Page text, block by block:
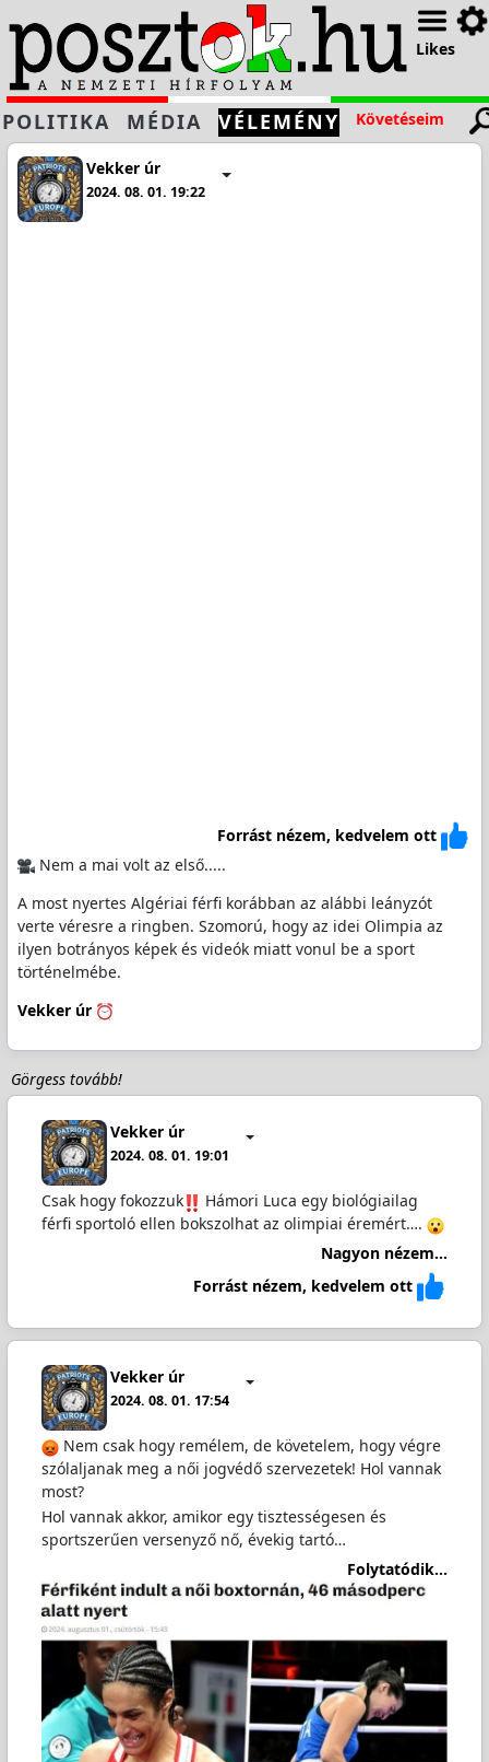
Likes
POLITIKA MÉDIA VÉLEMÉNY Követéseim
Vekker úr
2024. 08. 01. 19:22
Forrást nézem, kedvelem ott
Nem a mai volt az első.....
A most nyertes Algériai férfi korábban az alábbi leányzót
verte véresre a ringben. Szomorú, hogy az idei Olimpia az
ilyen botrányos képek és videók miatt vonul be a sport
történelmébe.
Vekker úr
Görgess tovább!
Vekker úr
2024. 08. 01. 19:01
Csak hogy fokozzuk
️ Hámori Luca egy biológiailag
férfi sportoló ellen bokszolhat az olimpiai éremért….
Nagyon nézem...
Forrást nézem, kedvelem ott
Vekker úr
2024. 08. 01. 17:54
Nem csak hogy remélem, de követelem, hogy végre
szólaljanak meg a női jogvédő szervezetek! Hol vannak
most?
Hol vannak akkor, amikor egy tisztességesen és
sportszerűen versenyző nő, évekig tartó…
Folytatódik...